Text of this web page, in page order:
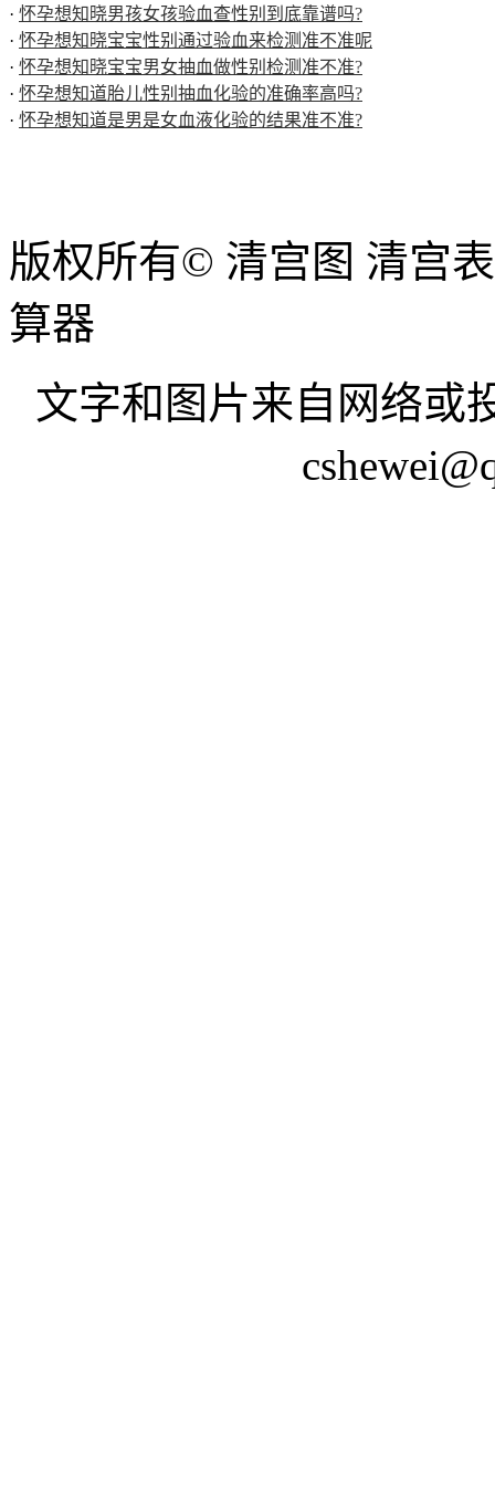
· 怀孕想知晓男孩女孩验血查性别到底靠谱吗?
· 怀孕想知晓宝宝性别通过验血来检测准不准呢
· 怀孕想知晓宝宝男女抽血做性别检测准不准?
· 怀孕想知道胎儿性别抽血化验的准确率高吗?
· 怀孕想知道是男是女血液化验的结果准不准?
版权所有© 清宫图 清宫
算器
文字和图片来自网络或